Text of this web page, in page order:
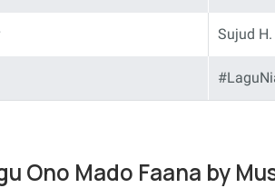
Sujud
Ono Mado Faana by